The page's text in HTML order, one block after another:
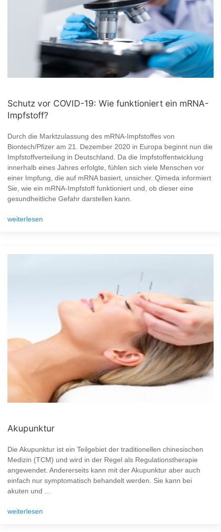
Schutz vor COVID-19: Wie funktioniert ein mRNA-
Impfstoff?
Durch die Marktzulassung des mRNA-Impfstoffes von
Biontech/Pfizer am 21. Dezember 2020 in Europa beginnt nun die
Impfstoffverteilung in Deutschland. Da die Impfstoffentwicklung
innerhalb eines Jahres erfolgte, fühlen sich viele Menschen vor
einer Impfung, die auf mRNA basiert, unsicher. Qimeda informiert
Sie, wie ein mRNA-Impfstoff funktioniert und, ob dieser eine
gesundheitliche Gefahr darstellen kann.
weiterlesen
Akupunktur
Die Akupunktur ist ein Teilgebiet der traditionellen chinesischen
Medizin (TCM) und wird in der Regel als Regulationstherapie
angewendet. Andererseits kann mit der Akupunktur aber auch
einfach nur symptomatisch behandelt werden. Sie kann bei
akuten und ...
weiterlesen